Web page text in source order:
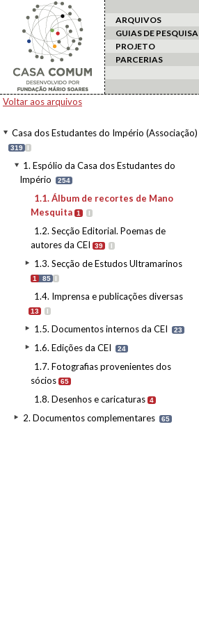
ARQUIVOS
GUIAS DE PESQUISA
PROJETO
PARCERIAS
Voltar aos arquivos
Casa dos Estudantes do Império (Associação)
319 I
1. Espólio da Casa dos Estudantes do
Império
254
1.1. Álbum de recortes de Mano
Mesquita 1 I
1.2. Secção Editorial. Poemas de
autores da CEI
39 I
1.3. Secção de Estudos Ultramarinos
1 85 I
1.4. Imprensa e publicações diversas
13 I
1.5. Documentos internos da CEI 23
1.6. Edições da CEI 24
1.7. Fotografias provenientes dos
sócios 65
1.8. Desenhos e caricaturas 4
2. Documentos complementares 65